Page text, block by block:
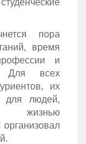
пора
время
и
Для всех
их
для людей,
жизнью